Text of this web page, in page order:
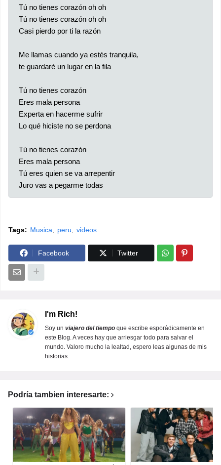
Tú no tienes corazón oh oh
Tú no tienes corazón oh oh
Casi pierdo por ti la razón
Me llamas cuando ya estés tranquila,
te guardaré un lugar en la fila
Tú no tienes corazón
Eres mala persona
Experta en hacerme sufrir
Lo qué hiciste no se perdona
Tú no tienes corazón
Eres mala persona
Tú eres quien se va arrepentir
Juro vas a pegarme todas
Tags: Musica peru videos
Facebook Twitter
I'm Rich!
Soy un viajero del tiempo que escribe esporádicamente en
este Blog. A veces hay que arriesgar todo para salvar el
mundo. Valoro mucho la lealtad, espero leas algunas de mis
historias.
Podría tambien interesarte: